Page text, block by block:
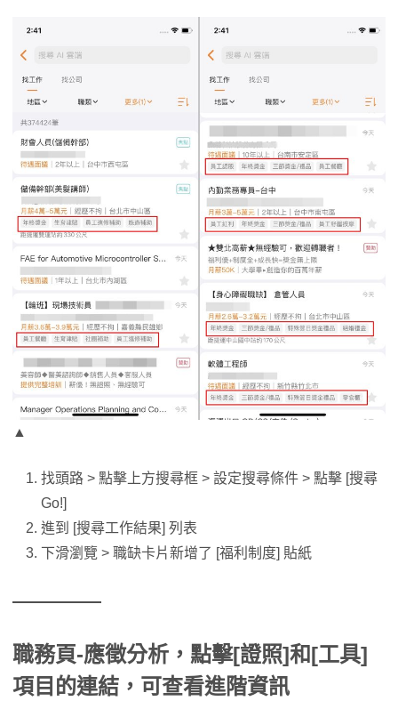
▲
找頭路 > 點擊上方搜尋框 > 設定搜尋條件 > 點擊 [搜尋
Go!]
進到 [搜尋工作結果] 列表
下滑瀏覽 > 職缺卡片新增了 [福利制度] 貼紙
職務頁-應徵分析，點擊[證照]和[工具]
項目的連結，可查看進階資訊